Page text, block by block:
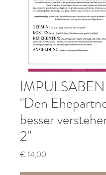
"Den
besser
2"
€ 14,00